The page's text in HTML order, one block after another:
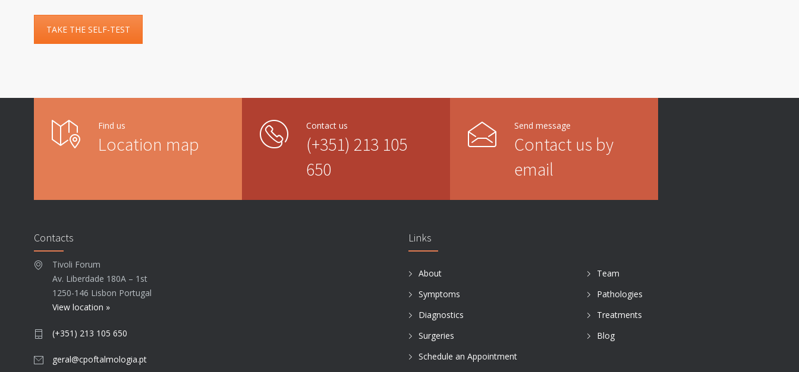
TAKE THE SELF-TEST
Find us
Location map
Contact us
(+351) 213 105
650
Send message
Contact us by
email
Contacts
Tivoli Forum
Av. Liberdade 180A – 1st
1250-146 Lisbon Portugal
View location »
(+351) 213 105 650
geral@cpoftalmologia.pt
Links
About
Team
Symptoms
Pathologies
Diagnostics
Treatments
Surgeries
Blog
Schedule an Appointment